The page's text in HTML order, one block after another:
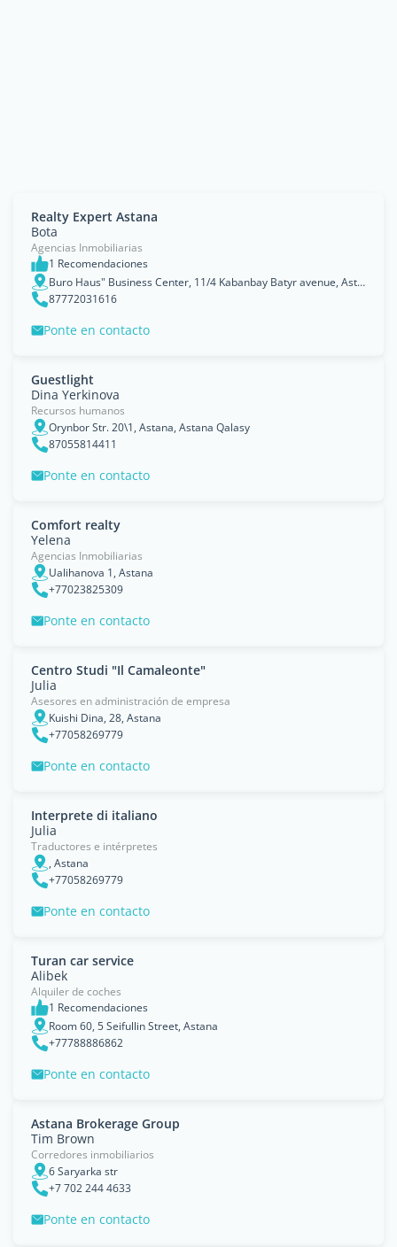
Realty Expert Astana
Bota
Agencias Inmobiliarias
1 Recomendaciones
Buro Haus" Business Center, 11/4 Kabanbay Batyr avenue, Astana, Astana Qalasy
87772031616
Ponte en contacto
Guestlight
Dina Yerkinova
Recursos humanos
Orynbor Str. 20\1, Astana, Astana Qalasy
87055814411
Ponte en contacto
Comfort realty
Yelena
Agencias Inmobiliarias
Ualihanova 1, Astana
+77023825309
Ponte en contacto
Centro Studi "Il Camaleonte"
Julia
Asesores en administración de empresa
Kuishi Dina, 28, Astana
+77058269779
Ponte en contacto
Interprete di italiano
Julia
Traductores e intérpretes
, Astana
+77058269779
Ponte en contacto
Turan car service
Alibek
Alquiler de coches
1 Recomendaciones
Room 60, 5 Seifullin Street, Astana
+77788886862
Ponte en contacto
Astana Brokerage Group
Tim Brown
Corredores inmobiliarios
6 Saryarka str
+7 702 244 4633
Ponte en contacto